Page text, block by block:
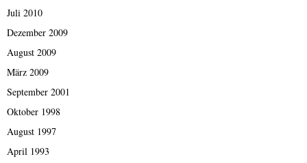
Juli 2010
Dezember 2009
August 2009
März 2009
September 2001
Oktober 1998
August 1997
April 1993